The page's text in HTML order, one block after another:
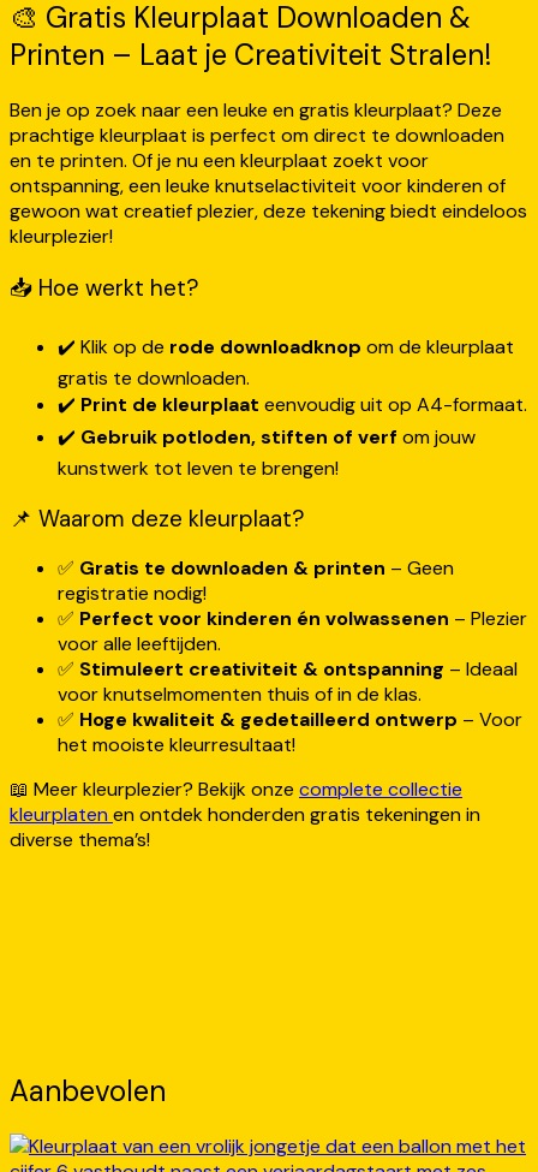
🎨 Gratis Kleurplaat Downloaden &
Printen – Laat je Creativiteit Stralen!
Ben je op zoek naar een leuke en gratis kleurplaat? Deze
prachtige kleurplaat is perfect om direct te downloaden
en te printen. Of je nu een kleurplaat zoekt voor
ontspanning, een leuke knutselactiviteit voor kinderen of
gewoon wat creatief plezier, deze tekening biedt eindeloos
kleurplezier!
📥 Hoe werkt het?
✔️ Klik op de rode downloadknop om de kleurplaat
gratis te downloaden.
✔️ Print de kleurplaat eenvoudig uit op A4-formaat.
✔️ Gebruik potloden, stiften of verf om jouw
kunstwerk tot leven te brengen!
📌 Waarom deze kleurplaat?
✅ Gratis te downloaden & printen – Geen
registratie nodig!
✅ Perfect voor kinderen én volwassenen – Plezier
voor alle leeftijden.
✅ Stimuleert creativiteit & ontspanning – Ideaal
voor knutselmomenten thuis of in de klas.
✅ Hoge kwaliteit & gedetailleerd ontwerp – Voor
het mooiste kleurresultaat!
📖 Meer kleurplezier? Bekijk onze complete collectie
kleurplatenen ontdek honderden gratis tekeningen in
diverse thema’s!
Aanbevolen